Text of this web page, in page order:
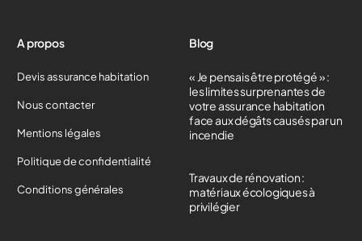
A propos
Devis assurance habitation
Nous contacter
Mentions légales
Politique de confidentialité
Conditions générales
Blog
« Je pensais être protégé » :
les limites surprenantes de
votre assurance habitation
face aux dégâts causés par un
incendie
Travaux de rénovation :
matériaux écologiques à
privilégier